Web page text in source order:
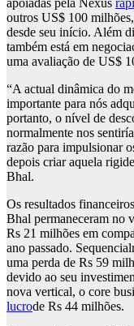
apoiadas pela Nexus
outros US$ 100
desde seu início. Além
também está em
uma avaliação de US$
“A actual dinâmica do
importante para nós
portanto, o nível de
normalmente nos
razão para impulsionar
depois criar aquela
Bhal.
Os resultados
Bhal permaneceram no
Rs 21 milhões em
ano passado.
uma perda de Rs 59
devido ao seu
nova vertical, o core
lucrode Rs 44 milhões.